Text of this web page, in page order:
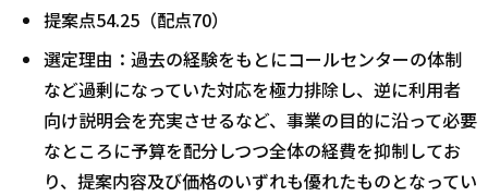
提案点54.25（配点70）
選定理由：過去の経験をもとにコールセンターの体制
など過剰になっていた対応を極力排除し、逆に利用者
向け説明会を充実させるなど、事業の目的に沿って必要
なところに予算を配分しつつ全体の経費を抑制してお
り、提案内容及び価格のいずれも優れたものとなってい